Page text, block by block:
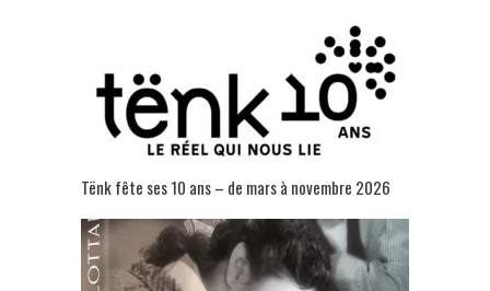
Tënk fête ses 10 ans – de mars à novembre 2026